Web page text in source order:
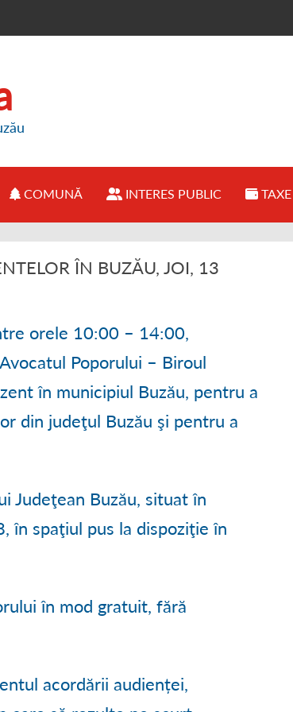
LOCAL BREAZA
FUNCȚIONARE
VERBALE C.L.
ȘEDINȚE C.L.
COMUNĂ
● PREZENTARE COMUNĂ
● OPORTUNITĂȚI INVESTIȚII
● TURISM LA BREAZA
● HARTA TURISTICĂ
INTERES PUBLIC
● INFORMAȚII BUGET
● ANUNȚURI PUBLICE
● DECLARAȚII DE INTERESE
● TRANSPARENȚĂ
● CONTURI TREZORERIE
● ACHIZIȚII PUBLICE
ÎN BUZĂU, JOI, 13
orele 10:00 – 14:00,
Poporului – Biroul
în municipiul Buzău, pentru a
din judeţul Buzău şi pentru a
Judeţean Buzău, situat în
în spaţiul pus la dispoziţie în
în mod gratuit, fără
acordării audienței,